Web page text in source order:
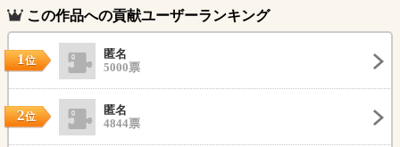
この作品への貢献ユーザーランキング
1位
匿名
5000票
2位
匿名
4844票